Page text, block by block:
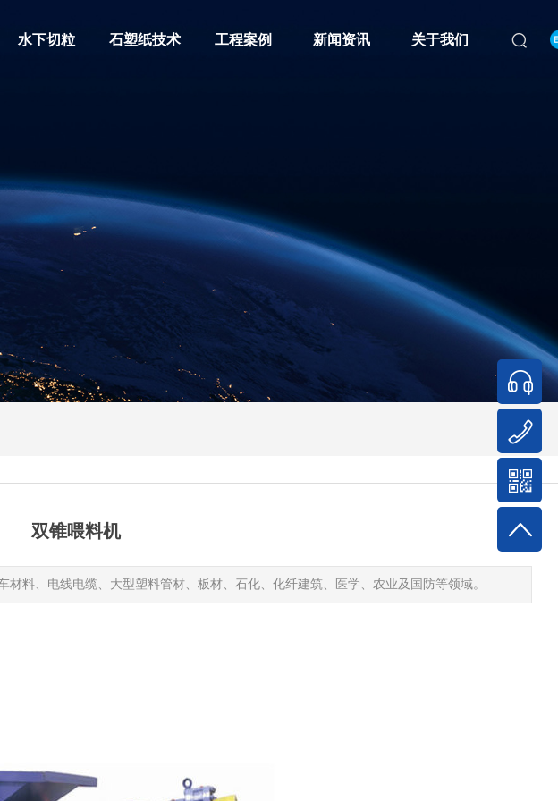
双锥喂料机
料、电线电缆、大型塑料管材、板材、石化、化纤建筑、医学、农业及国防等领域。
水下切粒 石塑纸技术 工程案例 新闻资讯 关于我们